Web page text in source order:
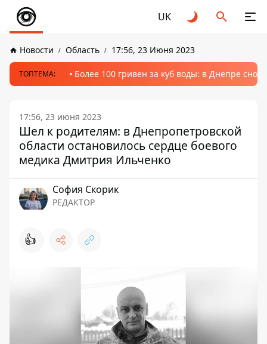
UK
Новости Область 17:56, 23 Июня 2023
ТОПТЕМА: Более 100 гривен за куб воды: в Днепре
17:56, 23 июня 2023
Шел к родителям: в Днепропетровской
области остановилось сердце боевого
медика Дмитрия Ильченко
София Скорик
РЕДАКТОР
👍